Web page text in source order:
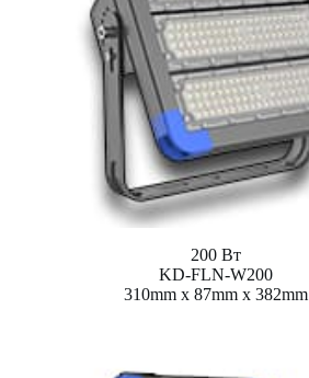
200 Вт
KD-FLN-W200
310mm x 87mm x 382mm